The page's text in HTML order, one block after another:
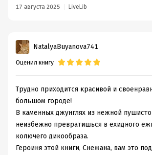
Да. Немножко безумная, весьма
только погода, но и подростковая
чудовищном замке, ректор "козел.
все равно козел" и задача из разряда
организатора праздников.
Что предлагается для достижения цели?
"близких отношений с начальством".
"здоровый пофигизм укрепляет
"трудности закаляют".
Да. Стоит напомнить, что все происходит
17 августа 2025 LiveLib
NatalyaBuyanova741
Оценил книгу
Трудно приходится красивой и
большом городе!
В каменных джунглях из нежной
неизбежно превратишься в ехидного
колючего дикообраза.
Героиня этой книги, Снежана, вам это